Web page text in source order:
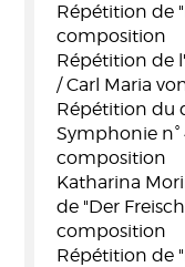
Répétition de
composition
Répétition de
/ Carl Maria
Répétition du
Symphonie n°
composition
Katharina
de "Der
composition
Répétition de